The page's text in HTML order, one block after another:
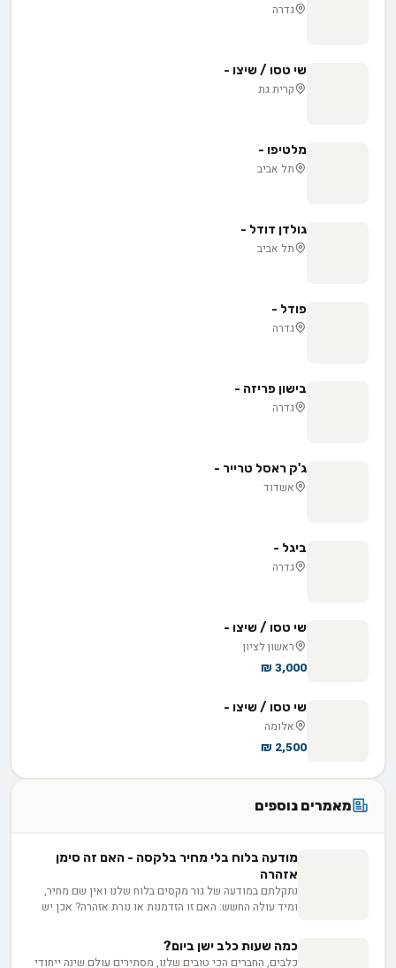
גדרה
שי טסו / שיצו -
קרית גת
מלטיפו -
תל אביב
גולדן דודל -
תל אביב
פודל -
גדרה
בישון פריזה -
גדרה
ג'ק ראסל טרייר -
אשדוד
ביגל -
גדרה
שי טסו / שיצו -
ראשון לציון
3,000 ₪
שי טסו / שיצו -
אלומה
2,500 ₪
מאמרים נוספים
מודעה בלוח בלי מחיר בלקסה - האם זה סימן
אזהרה
נתקלתם במודעה של גור מקסים בלוח שלנו ואין שם מחיר,
ומיד עולה החשש: האם זו הזדמנות או נורת אזהרה? אכן יש
הבית לכלב, בין אם למכירה ובין אם לאימוץ, ועד למחיר
שמשתנה בין גורים באותה מלטה. בפועל השאלה היא לא רק
כמה שעות כלב ישן ביום?
כלבים, החברים הכי טובים שלנו, מסתירים עולם שינה ייחודי